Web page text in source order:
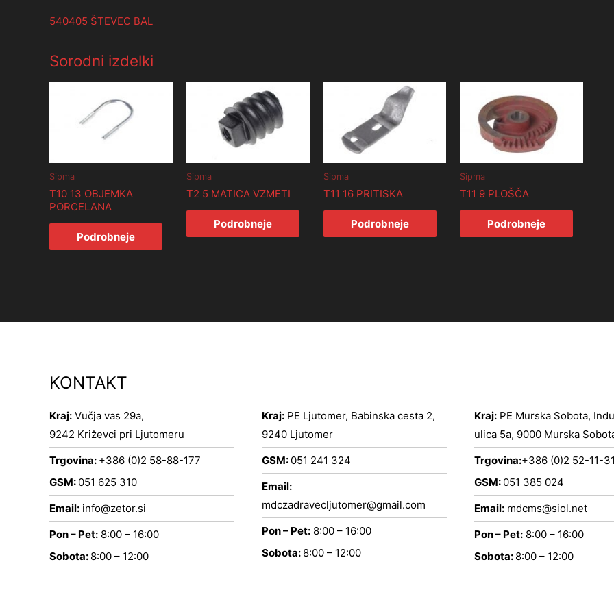
540405 ŠTEVEC BAL
Sorodni izdelki
Sipma
T10 13 OBJEMKA
PORCELANA
Podrobneje
Sipma
T2 5 MATICA VZMETI
Podrobneje
Sipma
T11 16 PRITISKA
Podrobneje
Sipma
T11 9 PLOŠČA
Podrobneje
KONTAKT
Kraj: Vučja vas 29a,
9242 Križevci pri Ljutomeru
Trgovina: +386 (0)2 58-88-177
GSM: 051 625 310
Email: info@zetor.si
Pon – Pet: 8:00 – 16:00
Sobota: 8:00 – 12:00
Kraj: PE Ljutomer, Babinska cesta 2,
9240 Ljutomer
GSM: 051 241 324
Email:
mdczadravecljutomer@gmail.com
Pon – Pet: 8:00 – 16:00
Sobota: 8:00 – 12:00
Kraj: PE Murska Sobota,
ulica 5a, 9000 Murska
Trgovina:+386 (0)2 52-11-
GSM: 051 385 024
Email: mdcms@siol.net
Pon – Pet: 8:00 – 16:00
Sobota: 8:00 – 12:00